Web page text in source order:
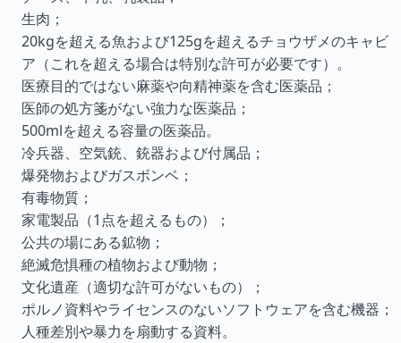
生肉；
20kgを超える魚および125gを超えるチョウザメのキャビ
ア（これを超える場合は特別な許可が必要です）。
医療目的ではない麻薬や向精神薬を含む医薬品；
医師の処方箋がない強力な医薬品；
500mlを超える容量の医薬品。
冷兵器、空気銃、銃器および付属品；
爆発物およびガスボンベ；
有毒物質；
家電製品（1点を超えるもの）；
公共の場にある鉱物；
絶滅危惧種の植物および動物；
文化遺産（適切な許可がないもの）；
ポルノ資料やライセンスのないソフトウェアを含む機器；
人種差別や暴力を扇動する資料。